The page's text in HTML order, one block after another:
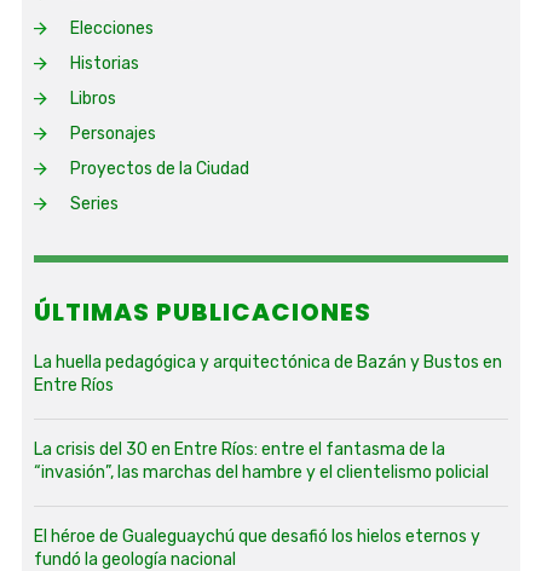
Elecciones
Historias
Libros
Personajes
Proyectos de la Ciudad
Series
ÚLTIMAS PUBLICACIONES
La huella pedagógica y arquitectónica de Bazán y Bustos en
Entre Ríos
La crisis del 30 en Entre Ríos: entre el fantasma de la
“invasión”, las marchas del hambre y el clientelismo policial
El héroe de Gualeguaychú que desafió los hielos eternos y
fundó la geología nacional